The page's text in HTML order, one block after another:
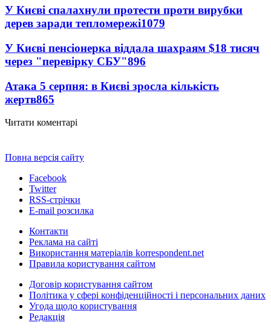
У Києві спалахнули протести проти вирубки
дерев заради тепломережі1079
У Києві пенсіонерка віддала шахраям $18 тисяч
через "перевірку СБУ"896
Атака 5 серпня: в Києві зросла кількість
жертв865
Читати коментарі
Повна версія сайту
Facebook
Twitter
RSS-стрічки
E-mail розсилка
Контакти
Реклама на сайті
Використання матеріалів korrespondent.net
Правила користування сайтом
Договір користування сайтом
Політика у сфері конфіденційності і персональних даних
Угода щодо користування
Редакція